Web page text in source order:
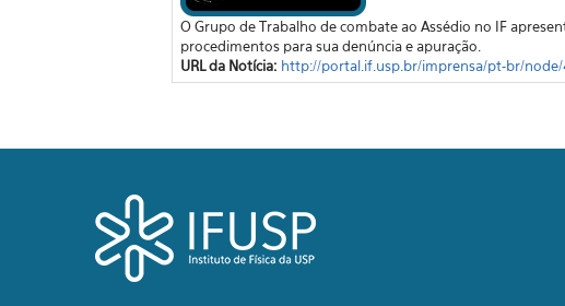
O Grupo de Trabalho de combate ao Assédio no IF
procedimentos para sua denúncia e apuração.
URL da Notícia: http://portal.if.usp.br/imprensa/pt-br/node/